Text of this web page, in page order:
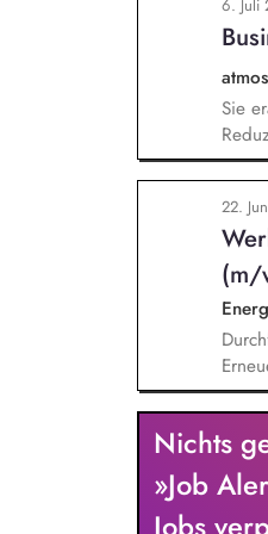
aller
und
6. Juli
Sie
22.
Nichts
»Job